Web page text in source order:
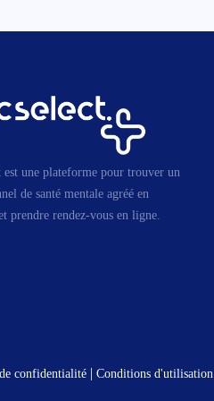
est une plateforme pour trouver un
de santé mentale agréé en
prendre rendez-vous en ligne.
confidentialité |Conditions d'utilisation